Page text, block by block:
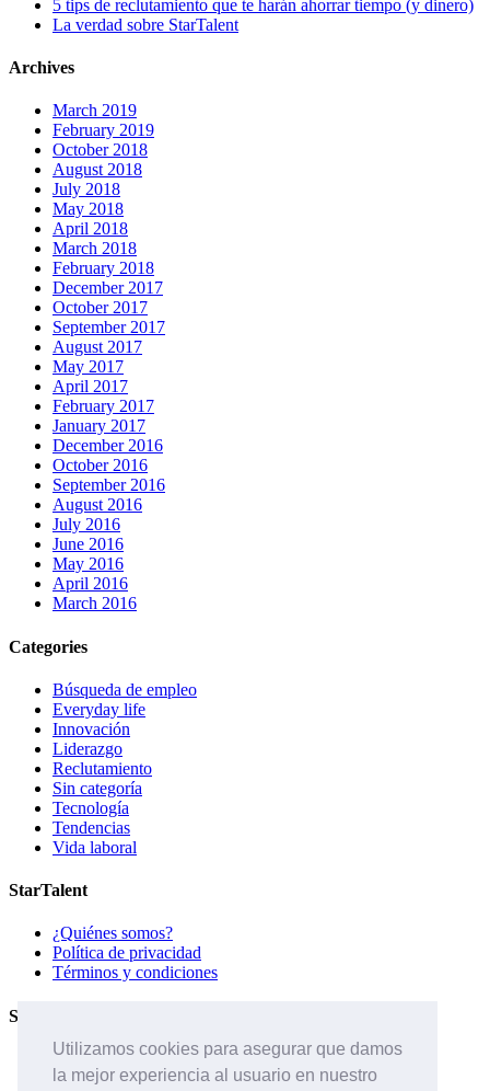
Utilizamos cookies para asegurar que damos
la mejor experiencia al usuario en nuestro
5 tips de reclutamiento que te harán ahorrar tiempo (y dinero)
La verdad sobre StarTalent
Archives
March 2019
February 2019
October 2018
August 2018
July 2018
May 2018
April 2018
March 2018
February 2018
December 2017
October 2017
September 2017
August 2017
May 2017
April 2017
February 2017
January 2017
December 2016
October 2016
September 2016
August 2016
July 2016
June 2016
May 2016
April 2016
March 2016
Categories
Búsqueda de empleo
Everyday life
Innovación
Liderazgo
Reclutamiento
Sin categoría
Tecnología
Tendencias
Vida laboral
StarTalent
¿Quiénes somos?
Política de privacidad
Términos y condiciones
Servicios
Páginas de carreras
Sistema ATS